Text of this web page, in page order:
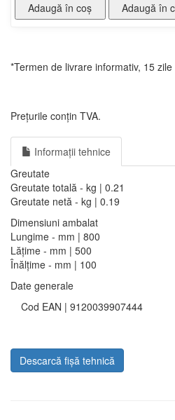
Adaugă în coş
Adaugă în
*Termen de livrare informativ, 15
Prețurile conțin TVA.
Informații tehnice
Greutate
Greutate totală - kg | 0.21
Greutate netă - kg | 0.19
Dimensiuni ambalat
Lungime - mm | 800
Lățime - mm | 500
Înălțime - mm | 100
Date generale
Cod EAN | 9120039907444
Descarcă fișă tehnică